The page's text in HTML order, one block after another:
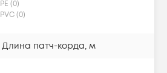
PE (0)
PVC (0)
Длина патч-корда, м